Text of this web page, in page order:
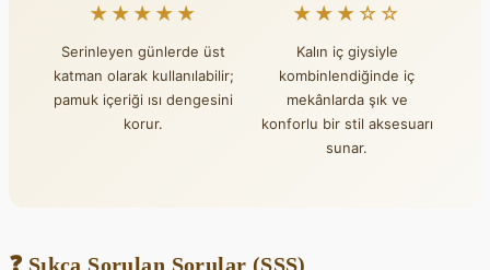
★★★★★
Serinleyen günlerde üst
katman olarak kullanılabilir;
pamuk içeriği ısı dengesini
korur.
★★★☆☆
Kalın iç giysiyle
kombinlendiğinde iç
mekânlarda şık ve
konforlu bir stil aksesuarı
sunar.
❓ Sıkça Sorulan Sorular (SSS)